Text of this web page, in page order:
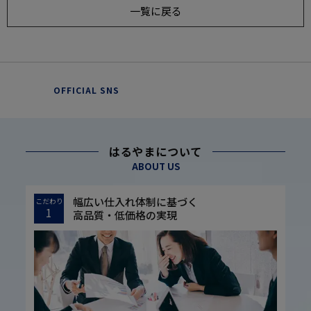
一覧に戻る
OFFICIAL SNS
はるやまについて
ABOUT US
こだわり
1
幅広い仕入れ体制に基づく
高品質・低価格の実現